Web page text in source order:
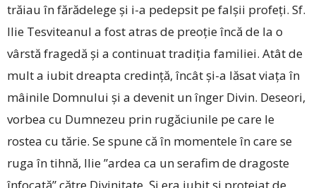
trăiau în fărădelege și i-a pedepsit pe falșii profeți. Sf.
Ilie Tesviteanul a fost atras de preoție încă de la o
vârstă fragedă și a continuat tradiția familiei. Atât de
mult a iubit dreapta credință, încât și-a lăsat viața în
mâinile Domnului și a devenit un înger Divin. Deseori,
vorbea cu Dumnezeu prin rugăciunile pe care le
rostea cu tărie. Se spune că în momentele în care se
ruga în tihnă, Ilie ”ardea ca un serafim de dragoste